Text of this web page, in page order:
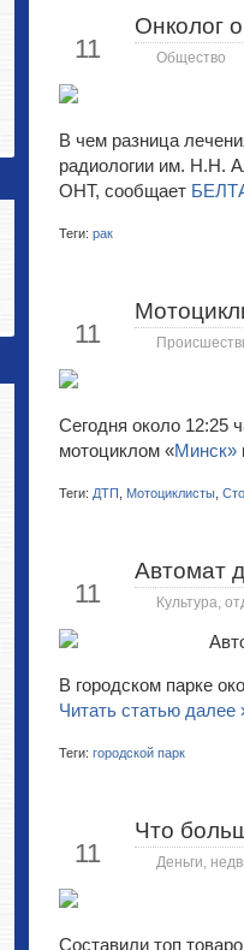
11
Онколог
Общество
В чем разница
радиологии им. Н.Н.
ОНТ, сообщает
Теги: рак
11
Сегодня около 12:25
мотоциклом «Минск»
Теги: ДТП Мотоциклисты
11
Автомат
Культура,
В городском парке
Читать статью далее
Теги: городской парк
11
Что
Деньги,
Составили топ